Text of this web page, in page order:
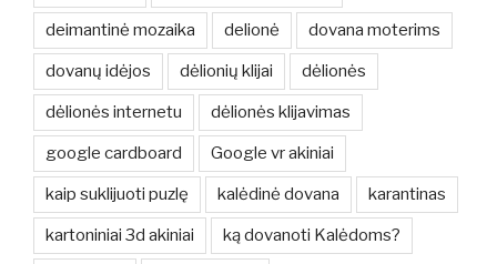
deimantinė mozaika delionė dovana moterims
dovanų idėjos dėlionių klijai dėlionės
dėlionės internetu dėlionės klijavimas
google cardboard Google vr akiniai
kaip suklijuoti puzlę kalėdinė dovana karantinas
kartoniniai 3d akiniai ką dovanoti Kalėdoms?